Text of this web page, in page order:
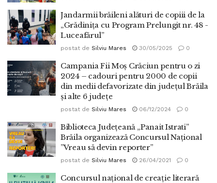
Jandarmii brăileni alături de copiii de la
„Grădinița cu Program Prelungit nr. 48 -
Luceafărul”
postat de Silviu Mares 30/05/2025 0
Campania Fii Moș Crăciun pentru o zi
2024 – cadouri pentru 2000 de copii
din medii defavorizate din județul Brăila
și alte 6 județe
postat de Silviu Mares 06/12/2024 0
Biblioteca Judeţeană ,,Panait Istrati”
Brăila organizează Concursul Național
”Vreau să devin reporter”
postat de Silviu Mares 26/04/2021 0
Concursul naţional de creaţie literară